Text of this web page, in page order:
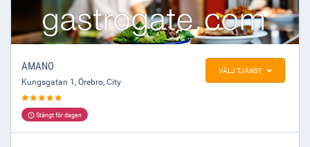
VÄLJ TJÄNST
AMANO
Kungsgatan 1, Örebro, City
Stängt för dagen